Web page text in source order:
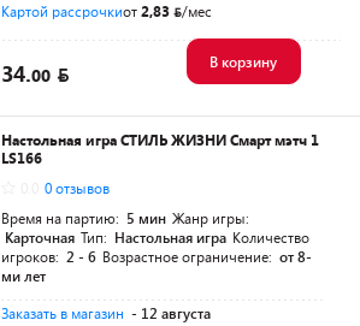
Картой рассрочкиот2,83 /мес
34.00
В корзину
Настольная игра СТИЛЬ ЖИЗНИ Смарт мэтч 1
LS166
0 отзывов
Время на партию: 5 мин Жанр игры:
Карточная Тип: Настольная игра Количество
игроков: 2 - 6 Возрастное ограничение: от 8-
ми лет
Заказать в магазин - 12 августа